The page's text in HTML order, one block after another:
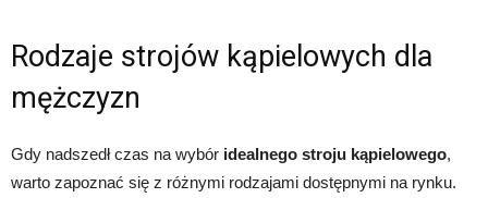
Rodzaje strojów kąpielowych dla
mężczyzn
Gdy nadszedł czas na wybór idealnego stroju kąpielowego,
warto zapoznać się z różnymi rodzajami dostępnymi na rynku.